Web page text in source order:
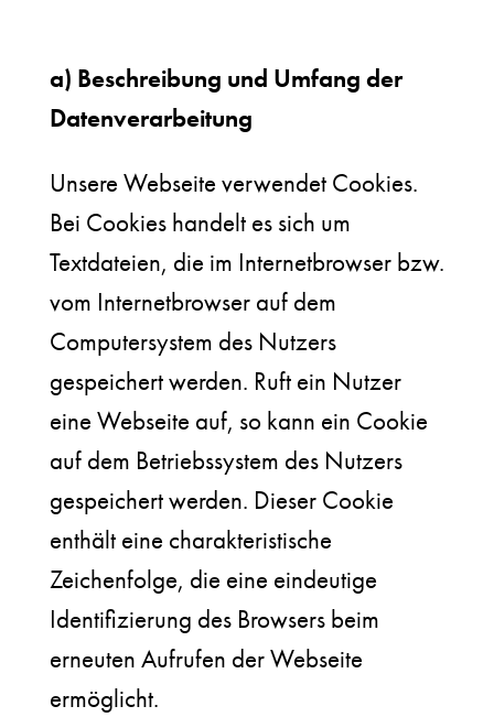
a) Beschreibung und Umfang der
Datenverarbeitung
Unsere Webseite verwendet Cookies.
Bei Cookies handelt es sich um
Textdateien, die im Internetbrowser bzw.
vom Internetbrowser auf dem
Computersystem des Nutzers
gespeichert werden. Ruft ein Nutzer
eine Webseite auf, so kann ein Cookie
auf dem Betriebssystem des Nutzers
gespeichert werden. Dieser Cookie
enthält eine charakteristische
Zeichenfolge, die eine eindeutige
Identifizierung des Browsers beim
erneuten Aufrufen der Webseite
ermöglicht.